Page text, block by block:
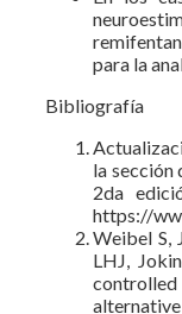
para la
Bibliografía
la sección
2da
https://
Weibel S,
LHJ,